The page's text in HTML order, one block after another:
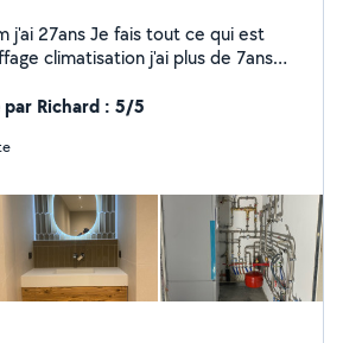
j'ai 27ans Je fais tout ce qui est
de 7ans
Richard : 5/5